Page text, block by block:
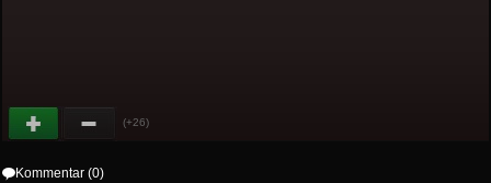
(+26)
Kommentar (0)